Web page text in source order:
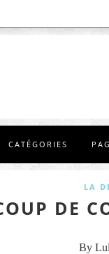
CATÉGORIES
LA
DE
By